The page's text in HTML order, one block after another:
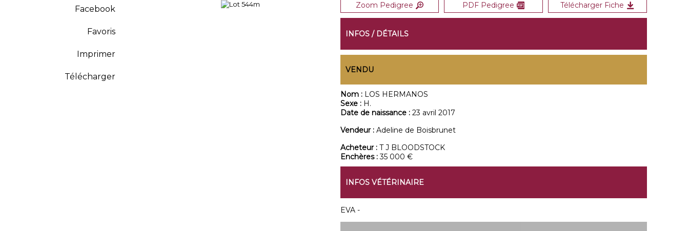
Facebook
Favoris
Imprimer
Télécharger
Zoom Pedigree PDF Pedigree Télécharger Fiche
INFOS / DÉTAILS
VENDU
Nom : LOS HERMANOS
Sexe : H.
Date de naissance : 23 avril 2017
Vendeur : Adeline de Boisbrunet
Acheteur : T J BLOODSTOCK
Enchères :35 000 €
INFOS VÉTÉRINAIRE
EVA -